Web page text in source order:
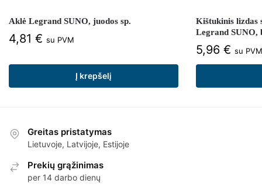
Aklė Legrand SUNO, juodos sp.
4,81 € su PVM
Į krepšelį
Kištukinis lizdas
Legrand SUNO,
5,96 € su PVM
Greitas pristatymas
Lietuvoje, Latvijoje, Estijoje
Prekių grąžinimas
per 14 darbo dienų